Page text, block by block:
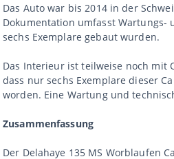
Das Auto war bis 2014 in der
Dokumentation umfasst Wartungs-
sechs Exemplare gebaut wurden.
Das Interieur ist teilweise noch mit
dass nur sechs Exemplare dieser
worden. Eine Wartung und
Zusammenfassung
Der Delahaye 135 MS Worblaufen